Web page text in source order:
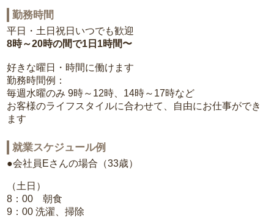
勤務時間
平日・土日祝日いつでも歓迎
8時～20時の間で1日1時間〜
好きな曜日・時間に働けます
勤務時間例：
毎週水曜のみ 9時～12時、14時～17時など
お客様のライフスタイルに合わせて、自由にお仕事ができ
ます
就業スケジュール例
●会社員Eさんの場合（33歳）
（土日）
8：00 朝食
9：00 洗濯、掃除